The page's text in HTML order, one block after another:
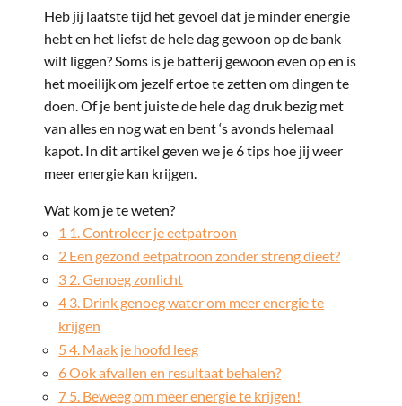
Heb jij laatste tijd het gevoel dat je minder energie
hebt en het liefst de hele dag gewoon op de bank
wilt liggen? Soms is je batterij gewoon even op en is
het moeilijk om jezelf ertoe te zetten om dingen te
doen. Of je bent juiste de hele dag druk bezig met
van alles en nog wat en bent ‘s avonds helemaal
kapot. In dit artikel geven we je 6 tips hoe jij weer
meer energie kan krijgen.
Wat kom je te weten?
1 1. Controleer je eetpatroon
2 Een gezond eetpatroon zonder streng dieet?
3 2. Genoeg zonlicht
4 3. Drink genoeg water om meer energie te
krijgen
54. Maak je hoofd leeg
6Ook afvallen en resultaat behalen?
7 5. Beweeg om meer energie te krijgen!